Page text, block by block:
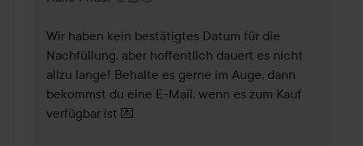
Wir haben kein bestätigtes Datum für die
Nachfüllung, aber hoffentlich dauert es nicht
allzu lange! Behalte es gerne im Auge, dann
bekommst du eine E-Mail, wenn es zum Kauf
verfügbar ist 💌